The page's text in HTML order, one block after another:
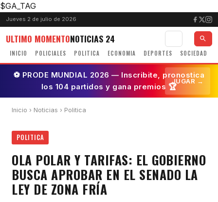
$GA_TAG
Jueves 2 de julio de 2026
ULTIMO MOMENTONOTICIAS 24
INICIO POLICIALES POLITICA ECONOMIA DEPORTES SOCIEDAD
⚽ PRODE MUNDIAL 2026 — Inscribite, pronostica
los 104 partidos y gana premios 🏆
JUGAR →
Inicio › Noticias › Politica
POLITICA
OLA POLAR Y TARIFAS: EL GOBIERNO
BUSCA APROBAR EN EL SENADO LA
LEY DE ZONA FRÍA